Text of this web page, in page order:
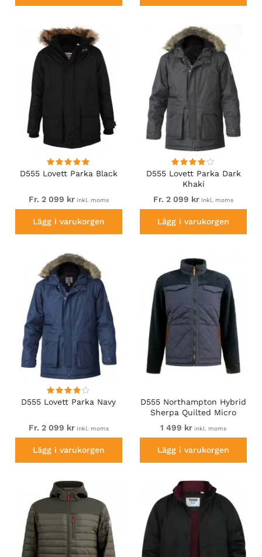
D555 Lovett Parka Black
Fr. 2 099 krinkl. moms
Lägg i varukorgen
D555 Lovett Parka Dark
Khaki
Fr. 2 099 kr inkl. moms
Lägg i varukorgen
D555 Lovett Parka Navy
Fr. 2 099 krinkl. moms
Lägg i varukorgen
D555 Northampton Hybrid
Sherpa Quilted Micro
Fleece Jacket Navy
1 499 kr inkl. moms
Lägg i varukorgen